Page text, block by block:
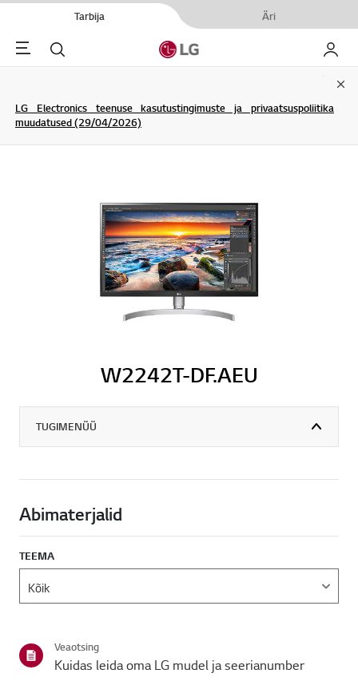
Tarbija Äri
Menu Otsi Minu
LG Electronics teenuse kasutustingimuste ja privaatsuspoliitika
muudatused (29/04/2026)
W2242T-DF.AEU
TUGIMENÜÜ
Abimaterjalid
TEEMA
Veaotsing
Kuidas leida oma LG mudel ja seerianumber